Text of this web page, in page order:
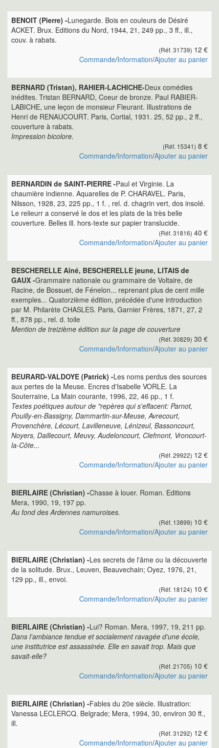
BENOIT (Pierre) -Lunegarde. Bois en couleurs de Désiré
ACKET. Brux. Editions du Nord, 1944, 21, 249 pp., 3 ff., ill.,
couv. à rabats.
(Réf. 31739) 12 €
Commande/Information/Ajouter au panier
BERNARD (Tristan), RAHIER-LACHICHE-Deux comédies
inédites. Tristan BERNARD, Coeur de bronze. Paul RABIER-
LABICHE, une leçon de monsieur Fleurant. Illustrations de
Henri de RENAUCOURT. Paris, Cortial, 1931. 25, 52 pp., 2 ff.,
couverture à rabats.
Impression bicolore.
(Réf. 15341) 8 €
Commande/Information/Ajouter au panier
BERNARDIN de SAINT-PIERRE -Paul et Virginie. La
chaumière indienne. Aquarelles de P. CHARAVEL. Paris,
Nilsson, 1928, 23, 225 pp., 1 f. , rel. d. chagrin vert, dos insolé.
Le relieurr a conservé le dos et les plats de la très belle
couverture. Belles ill. hors-texte sur papier translucide.
(Réf. 31816) 40 €
Commande/Information/Ajouter au panier
BESCHERELLE Aîné, BESCHERELLE jeune, LITAIS de
GAUX -Grammaire nationale ou grammaire de Voltaire, de
Racine, de Bossuet, de Fénelon... reprenant plus de cent mille
exemples... Quatorzième édition, précédée d'une introduction
par M. Philarète CHASLES. Paris, Garnier Frères, 1871, 27, 2
ff., 878 pp., rel. d. toile
Mention de treizième édition sur la page de couverture
(Réf. 30829) 30 €
Commande/Information/Ajouter au panier
BEURARD-VALDOYE (Patrick) -Les noms perdus des sources
aux pertes de la Meuse. Encres d'Isabelle VORLE. La
Souterraine, La Main courante, 1996, 22, 46 pp., 1 f.
Textes poétiques autour de "repères qui s'effacent: Parnot,
Pouilly-en-Bassigny, Dammartin-sur-Meuse, Avrecourt,
Provenchère, Lécourt, Lavilleneuve, Lénizeul, Bassoncourt,
Noyers, Daillecourt, Meuvy, Audeloncourt, Clefmont, Vroncourt-
la-Côte...
(Réf. 29922) 12 €
Commande/Information/Ajouter au panier
BIERLAIRE (Christian) -Chasse à louer. Roman. Editions
Mera, 1990, 19, 197 pp.
Au fond des Ardennes namuroises.
(Réf. 13899) 10 €
Commande/Information/Ajouter au panier
BIERLAIRE (Christian) -Les secrets de l'âme ou la découverte
de la solitude. Brux., Leuven, Beauvechain; Oyez, 1976, 21,
129 pp., ill., envoi.
(Réf. 18124) 10 €
Commande/Information/Ajouter au panier
BIERLAIRE (Christian) -Lui? Roman. Mera, 1997, 19, 211 pp.
Dans l'ambiance tendue et socialement ravagée d'une école,
une institutrice est assassinée. Elle en savait trop. Mais que
savait-elle?
(Réf. 21705) 10 €
Commande/Information/Ajouter au panier
BIERLAIRE (Christian) -Fables du 20e siècle. Illustration:
Vanessa LECLERCQ. Belgrade; Mera, 1994, 30, environ 30 ff.,
ill.
(Réf. 31292) 12 €
Commande/Information/Ajouter au panier